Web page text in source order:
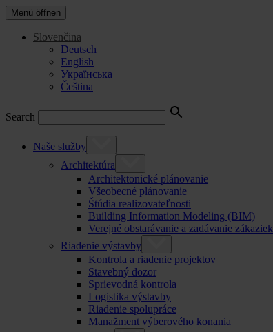
Menü öffnen
Slovenčina
Deutsch
English
Українська
Čeština
Search
Naše služby
Architektúra
Architektonické plánovanie
Všeobecné plánovanie
Štúdia realizovateľnosti
Building Information Modeling (BIM)
Verejné obstarávanie a zadávanie zákaziek
Riadenie výstavby
Kontrola a riadenie projektov
Stavebný dozor
Sprievodná kontrola
Logistika výstavby
Riadenie spolupráce
Manažment výberového konania